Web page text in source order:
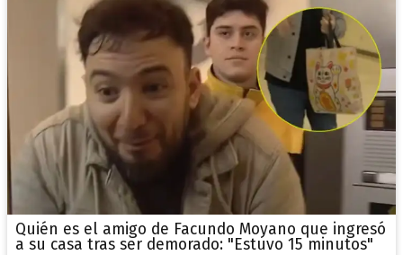
Quién es el amigo de Facundo Moyano que ingresó
a su casa tras ser demorado: "Estuvo 15 minutos"